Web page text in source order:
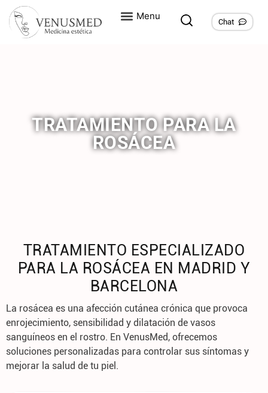
Chat
TRATAMIENTO PARA LA
ROSÁCEA
TRATAMIENTO ESPECIALIZADO
PARA LA ROSÁCEA EN MADRID Y
BARCELONA
La rosácea es una afección cutánea crónica que provoca
enrojecimiento, sensibilidad y dilatación de vasos
sanguíneos en el rostro. En VenusMed, ofrecemos
soluciones personalizadas para controlar sus síntomas y
mejorar la salud de tu piel.